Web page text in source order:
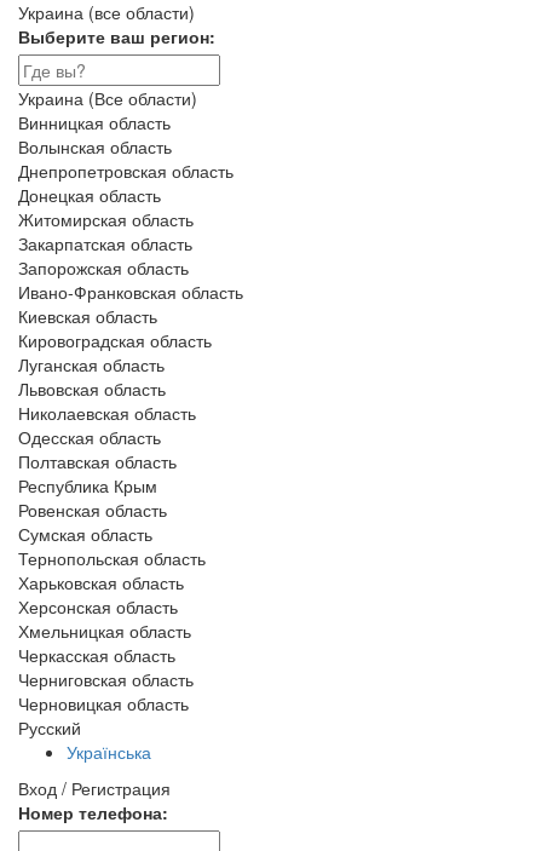
Украина (все области)
Выберите ваш регион:
Украина (Все области)
Винницкая область
Волынская область
Днепропетровская область
Донецкая область
Житомирская область
Закарпатская область
Запорожская область
Ивано-Франковская область
Киевская область
Кировоградская область
Луганская область
Львовская область
Николаевская область
Одесская область
Полтавская область
Республика Крым
Ровенская область
Сумская область
Тернопольская область
Харьковская область
Херсонская область
Хмельницкая область
Черкасская область
Черниговская область
Черновицкая область
Русский
Українська
Вход / Регистрация
Номер телефона: